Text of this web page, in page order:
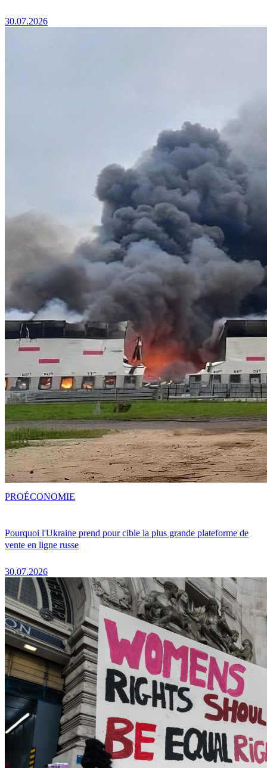
30.07.2026
Pourquoi l'Ukraine prend pour cible la plus grande plateforme de
vente en ligne russe
30.07.2026
PROÉCONOMIE